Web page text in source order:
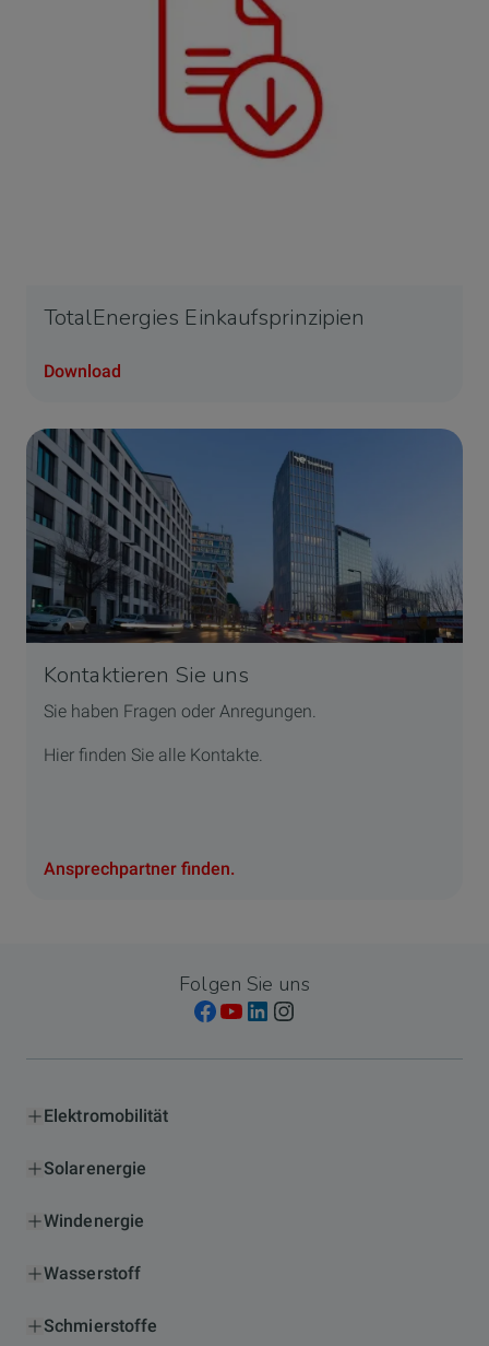
TotalEnergies Einkaufsprinzipien
Download
Kontaktieren Sie uns
Sie haben Fragen oder Anregungen.
Hier finden Sie alle Kontakte.
Ansprechpartner finden.
Folgen Sie uns
Elektromobilität
Solarenergie
Windenergie
Wasserstoff
Schmierstoffe